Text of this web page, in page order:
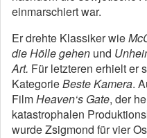
einmarschiert war.
Er drehte Klassiker wie
die Hölle gehen und
Art. Für letzteren erhielt er
KategorieBeste Kamera.
FilmHeaven‘s Gate, der
katastrophalen
wurde Zsigmond für vier